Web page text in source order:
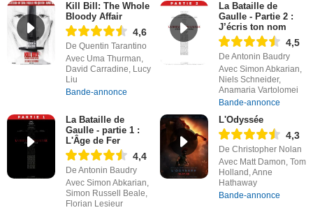
Kill Bill: The Whole
Bloody Affair
4,6
De Quentin Tarantino
Avec Uma Thurman,
David Carradine, Lucy
Liu
Bande-annonce
La Bataille de
Gaulle - Partie 2 :
J’écris ton nom
4,5
De Antonin Baudry
Avec Simon Abkarian,
Niels Schneider,
Anamaria Vartolomei
Bande-annonce
La Bataille de
Gaulle - partie 1 :
L'Âge de Fer
4,4
De Antonin Baudry
Avec Simon Abkarian,
Simon Russell Beale,
Florian Lesieur
L'Odyssée
4,3
De Christopher Nolan
Avec Matt Damon, Tom
Holland, Anne
Hathaway
Bande-annonce